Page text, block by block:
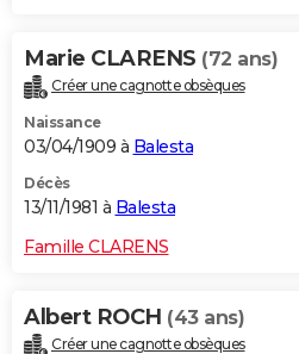
Marie CLARENS (72 ans)
Créer une cagnotte obsèques
Naissance
03/04/1909 à Balesta
Décès
13/11/1981 à Balesta
Famille CLARENS
Albert ROCH (43 ans)
Créer une cagnotte obsèques